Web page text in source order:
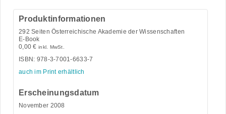
Produktinformationen
292 Seiten Österreichische Akademie der Wissenschaften
E-Book
0,00€ inkl. MwSt.
ISBN: 978-3-7001-6633-7
auch im Print erhältlich
Erscheinungsdatum
November 2008